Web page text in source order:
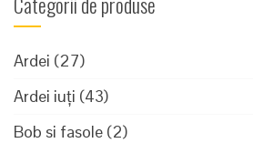
Ardei (27)
Ardei iuți (43)
Bob si fasole (2)